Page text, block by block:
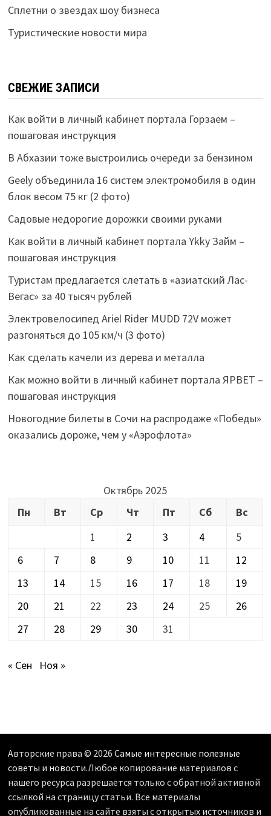
Сплетни о звездах шоу бизнеса
Туристические новости мира
СВЕЖИЕ ЗАПИСИ
Как войти в личный кабинет портала Горзаем –
пошаговая инструкция
В Абхазии тоже выстроились очереди за бензином
Geely объединила 16 систем электромобиля в один
блок весом 75 кг (2 фото)
Садовые недорогие дорожки своими руками
Как войти в личный кабинет портала Ykky Займ –
пошаговая инструкция
Туристам предлагается слетать в «азиатский Лас-
Вегас» за 40 тысяч рублей
Электровелосипед Ariel Rider MUDD 72V может
разгоняться до 105 км/ч (3 фото)
Как сделать качели из дерева и металла
Как можно войти в личный кабинет портала ЯРВЕТ –
пошаговая инструкция
Новогодние билеты в Сочи на распродаже «Победы»
оказались дороже, чем у «Аэрофлота»
Октябрь 2025
Пн
Вт Ср Чт Пт Сб
Вс
1
2 3 4
5
6
7 8 9 10 11
12
13
14 15 16 17 18
19
20
21 22 23 24 25
26
27
28 29 30 31
« Сен Ноя »
Авторские права © 2026 Самые интересные полезные
советы и новости.Любое копирование материалов с
нашего ресурса разрешается только с обратной активной
ссылкой на страницу статьи. Все материалы
опубликованные на сайте взяты с открытых источников и